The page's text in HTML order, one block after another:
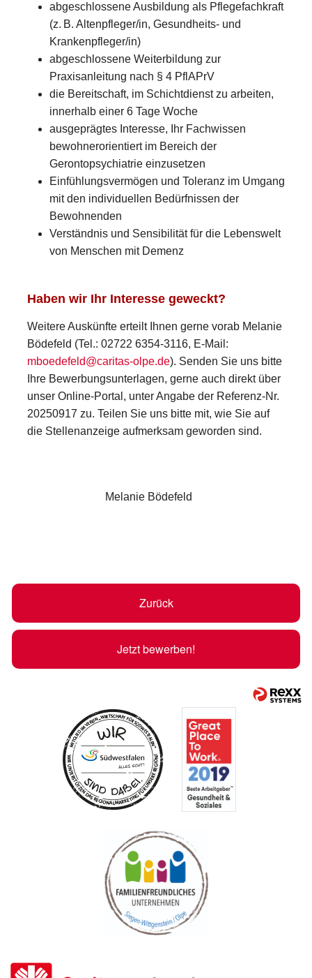
abgeschlossene Ausbildung als Pflegefachkraft
(z. B. Altenpfleger/in, Gesundheits- und
Krankenpfleger/in)
abgeschlossene Weiterbildung zur
Praxisanleitung nach § 4 PflAPrV
die Bereitschaft, im Schichtdienst zu arbeiten,
innerhalb einer 6 Tage Woche
ausgeprägtes Interesse, Ihr Fachwissen
bewohnerorientiert im Bereich der
Gerontopsychiatrie einzusetzen
Einfühlungsvermögen und Toleranz im Umgang
mit den individuellen Bedürfnissen der
Bewohnenden
Verständnis und Sensibilität für die Lebenswelt
von Menschen mit Demenz
Haben wir Ihr Interesse geweckt?
Weitere Auskünfte erteilt Ihnen gerne vorab Melanie
Bödefeld (Tel.: 02722 6354-3116, E-Mail:
mboedefeld@caritas-olpe.de). Senden Sie uns bitte
Ihre Bewerbungsunterlagen, gerne auch direkt über
unser Online-Portal, unter Angabe der Referenz-Nr.
20250917 zu. Teilen Sie uns bitte mit, wie Sie auf
die Stellenanzeige aufmerksam geworden sind.
Melanie Bödefeld
Zurück
Jetzt bewerben!